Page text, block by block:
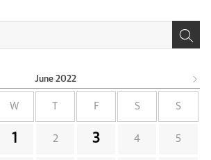
June 2022
W F S S
1 2 3 4 5